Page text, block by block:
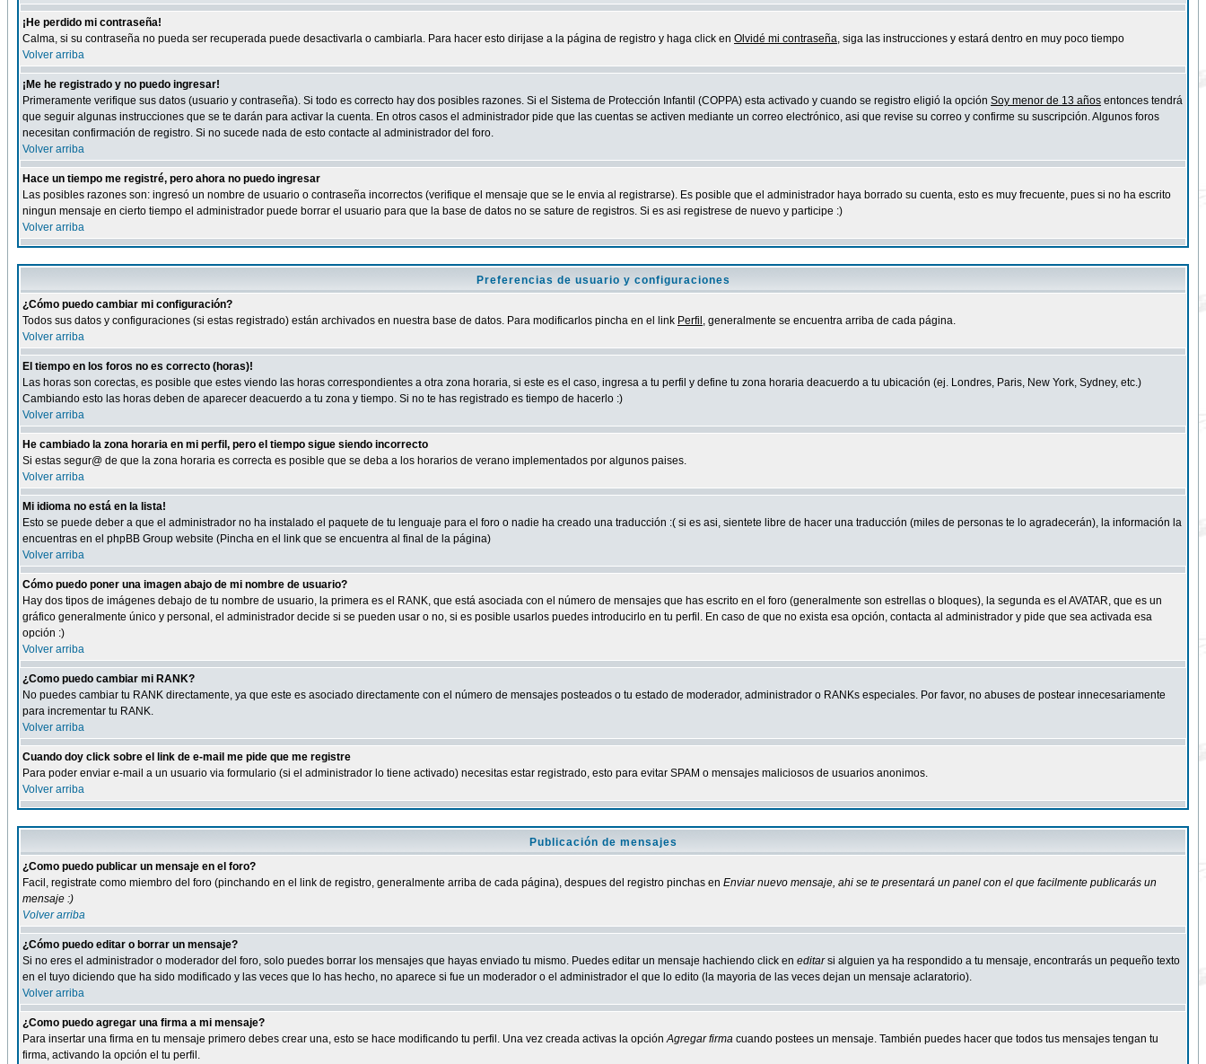
¡He perdido mi contraseña!
Calma, si su contraseña no pueda ser recuperada puede desactivarla o cambiarla. Para hacer esto dirijase a la página de registro y haga click en Olvidé mi contraseña, siga las instrucciones y estará dentro en muy poco tiempo
Volver arriba
¡Me he registrado y no puedo ingresar!
Primeramente verifique sus datos (usuario y contraseña). Si todo es correcto hay dos posibles razones. Si el Sistema de Protección Infantil (COPPA) esta activado y cuando se registro eligió la opción Soy menor de 13 años entonces tendrá
que seguir algunas instrucciones que se te darán para activar la cuenta. En otros casos el administrador pide que las cuentas se activen mediante un correo electrónico, asi que revise su correo y confirme su suscripción. Algunos foros
necesitan confirmación de registro. Si no sucede nada de esto contacte al administrador del foro.
Volver arriba
Hace un tiempo me registré, pero ahora no puedo ingresar
Las posibles razones son: ingresó un nombre de usuario o contraseña incorrectos (verifique el mensaje que se le envia al registrarse). Es posible que el administrador haya borrado su cuenta, esto es muy frecuente, pues si no ha escrito
ningun mensaje en cierto tiempo el administrador puede borrar el usuario para que la base de datos no se sature de registros. Si es asi registrese de nuevo y participe :)
Volver arriba
Preferencias de usuario y configuraciones
¿Cómo puedo cambiar mi configuración?
Todos sus datos y configuraciones (si estas registrado) están archivados en nuestra base de datos. Para modificarlos pincha en el link Perfil , generalmente se encuentra arriba de cada página.
Volver arriba
El tiempo en los foros no es correcto (horas)!
Las horas son corectas, es posible que estes viendo las horas correspondientes a otra zona horaria, si este es el caso, ingresa a tu perfil y define tu zona horaria deacuerdo a tu ubicación (ej. Londres, Paris, New York, Sydney, etc.)
Cambiando esto las horas deben de aparecer deacuerdo a tu zona y tiempo. Si no te has registrado es tiempo de hacerlo :)
Volver arriba
He cambiado la zona horaria en mi perfil, pero el tiempo sigue siendo incorrecto
Si estas segur@ de que la zona horaria es correcta es posible que se deba a los horarios de verano implementados por algunos paises.
Volver arriba
Mi idioma no está en la lista!
Esto se puede deber a que el administrador no ha instalado el paquete de tu lenguaje para el foro o nadie ha creado una traducción :( si es asi, sientete libre de hacer una traducción (miles de personas te lo agradecerán), la información la
encuentras en el phpBB Group website (Pincha en el link que se encuentra al final de la página)
Volver arriba
Cómo puedo poner una imagen abajo de mi nombre de usuario?
Hay dos tipos de imágenes debajo de tu nombre de usuario, la primera es el RANK, que está asociada con el número de mensajes que has escrito en el foro (generalmente son estrellas o bloques), la segunda es el AVATAR, que es un
gráfico generalmente único y personal, el administrador decide si se pueden usar o no, si es posible usarlos puedes introducirlo en tu perfil. En caso de que no exista esa opción, contacta al administrador y pide que sea activada esa
opción :)
Volver arriba
¿Como puedo cambiar mi RANK?
No puedes cambiar tu RANK directamente, ya que este es asociado directamente con el número de mensajes posteados o tu estado de moderador, administrador o RANKs especiales. Por favor, no abuses de postear innecesariamente
para incrementar tu RANK.
Volver arriba
Cuando doy click sobre el link de e-mail me pide que me registre
Para poder enviar e-mail a un usuario via formulario (si el administrador lo tiene activado) necesitas estar registrado, esto para evitar SPAM o mensajes maliciosos de usuarios anonimos.
Volver arriba
Publicación de mensajes
¿Como puedo publicar un mensaje en el foro?
Facil, registrate como miembro del foro (pinchando en el link de registro, generalmente arriba de cada página), despues del registro pinchas en Enviar nuevo mensaje, ahi se te presentará un panel con el que facilmente publicarás un
mensaje :)
Volver arriba
¿Cómo puedo editar o borrar un mensaje?
Si no eres el administrador o moderador del foro, solo puedes borrar los mensajes que hayas enviado tu mismo. Puedes editar un mensaje hachiendo click en editarsi alguien ya ha respondido a tu mensaje, encontrarás un pequeño texto
en el tuyo diciendo que ha sido modificado y las veces que lo has hecho, no aparece si fue un moderador o el administrador el que lo edito (la mayoria de las veces dejan un mensaje aclaratorio).
Volver arriba
¿Como puedo agregar una firma a mi mensaje?
Para insertar una firma en tu mensaje primero debes crear una, esto se hace modificando tu perfil. Una vez creada activas la opciónAgregar firma cuando postees un mensaje. También puedes hacer que todos tus mensajes tengan tu
firma, activando la opción el tu perfil.